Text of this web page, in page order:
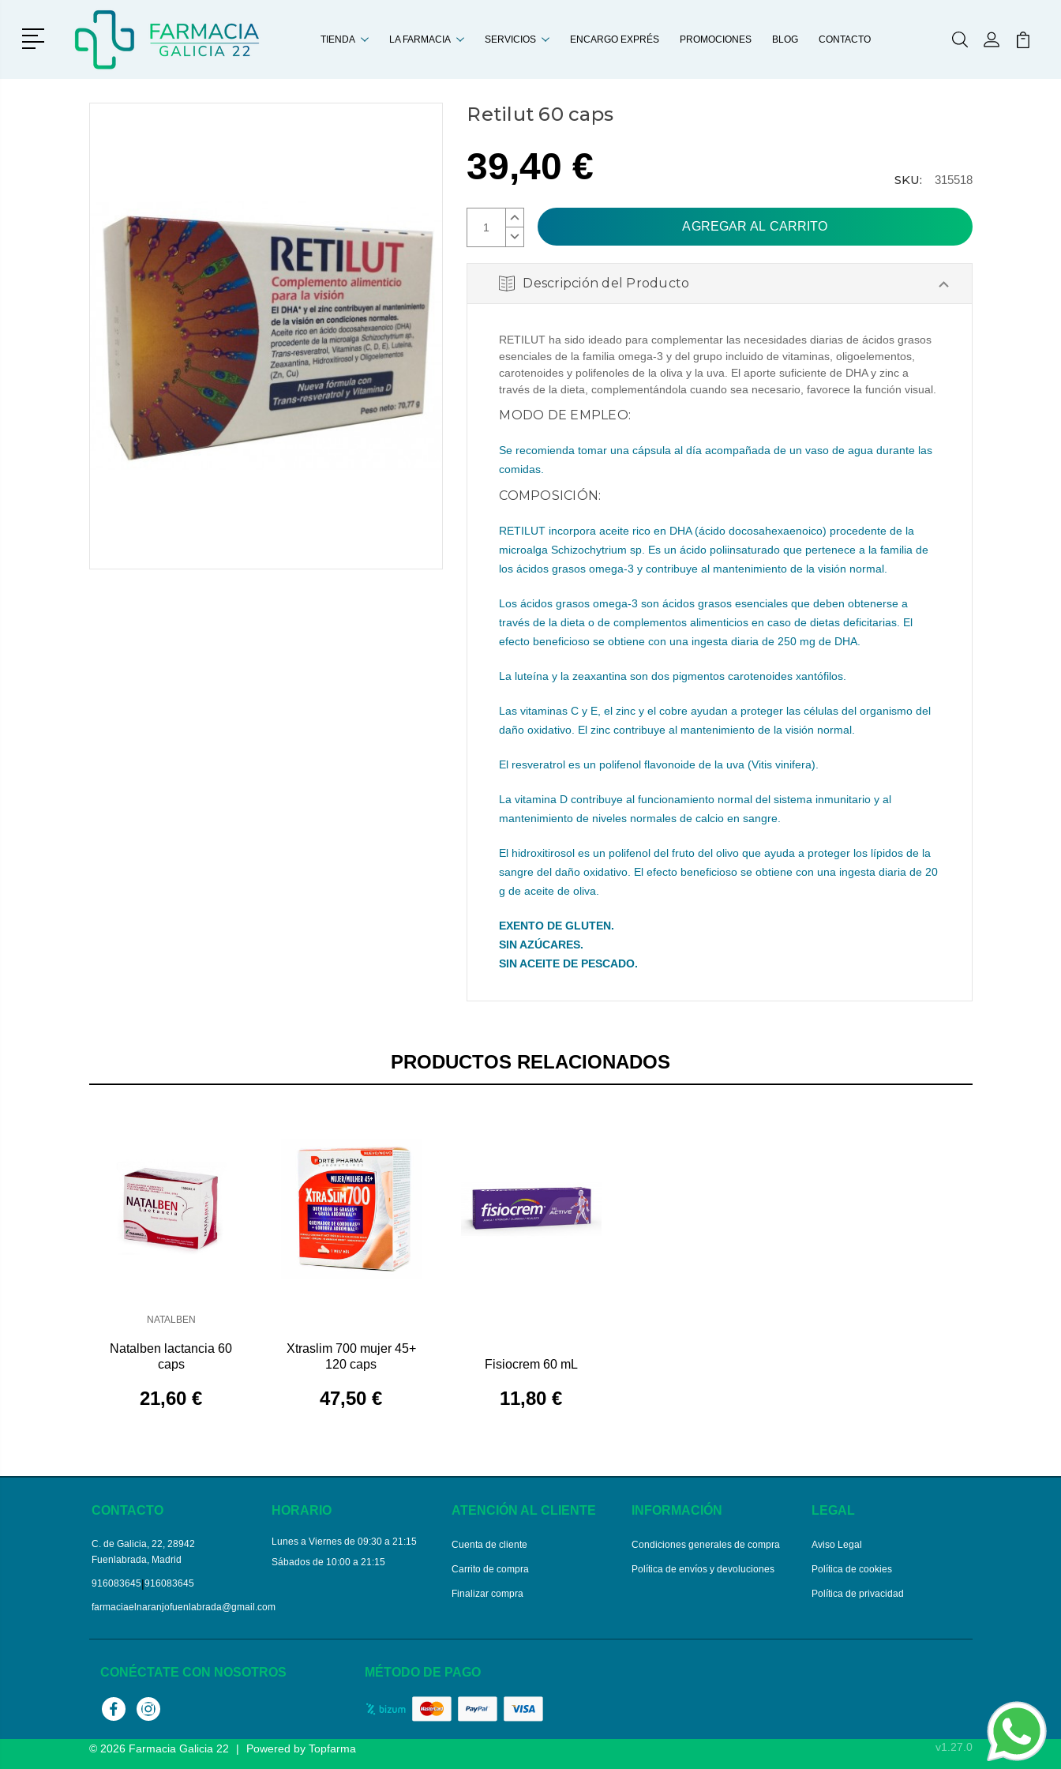
Menú TIENDA LA FARMACIA SERVICIOS ENCARGO EXPRÉS PROMOCIONES BLOG CONTACTO BuscarMi Cuenta
Mi
Retilut 60 caps
39,40 €
AUMENTAR
CANTIDAD:
DISMINUIR
CANTIDAD:
SKU: 315518
Descripción del Producto
RETILUT ha sido ideado para complementar las necesidades diarias de ácidos grasos
esenciales de la familia omega-3 y del grupo incluido de vitaminas, oligoelementos,
carotenoides y polifenoles de la oliva y la uva. El aporte suficiente de DHA y zinc a
través de la dieta, complementándola cuando sea necesario, favorece la función visual.
MODO DE EMPLEO:
Se recomienda tomar una cápsula al día acompañada de un vaso de agua durante las
comidas.
COMPOSICIÓN:
RETILUT incorpora aceite rico en DHA (ácido docosahexaenoico) procedente de la
microalga Schizochytrium sp. Es un ácido poliinsaturado que pertenece a la familia de
los ácidos grasos omega-3 y contribuye al mantenimiento de la visión normal.
Los ácidos grasos omega-3 son ácidos grasos esenciales que deben obtenerse a
través de la dieta o de complementos alimenticios en caso de dietas deficitarias. El
efecto beneficioso se obtiene con una ingesta diaria de 250 mg de DHA.
La luteína y la zeaxantina son dos pigmentos carotenoides xantófilos.
Las vitaminas C y E, el zinc y el cobre ayudan a proteger las células del organismo del
daño oxidativo. El zinc contribuye al mantenimiento de la visión normal.
El resveratrol es un polifenol flavonoide de la uva (Vitis vinifera).
La vitamina D contribuye al funcionamiento normal del sistema inmunitario y al
mantenimiento de niveles normales de calcio en sangre.
El hidroxitirosol es un polifenol del fruto del olivo que ayuda a proteger los lípidos de la
sangre del daño oxidativo. El efecto beneficioso se obtiene con una ingesta diaria de 20
g de aceite de oliva.
EXENTO DE GLUTEN.
SIN AZÚCARES.
SIN ACEITE DE PESCADO.
PRODUCTOS RELACIONADOS
NATALBEN
Natalben lactancia 60
caps
21,60 €
Xtraslim 700 mujer 45+
120 caps
47,50 €
Fisiocrem 60 mL
11,80 €
CONTACTO
C. de Galicia, 22, 28942
Fuenlabrada, Madrid
916083645|916083645
farmaciaelnaranjofuenlabrada@gmail.com
HORARIO
Lunes a Viernes de 09:30 a 21:15
Sábados de 10:00 a 21:15
ATENCIÓN AL CLIENTE
Cuenta de cliente
Carrito de compra
Finalizar compra
INFORMACIÓN
Condiciones generales de compra
Política de envíos y devoluciones
LEGAL
Aviso Legal
Política de cookies
Política de privacidad
CONÉCTATE CON NOSOTROS
FacebookInstagram
MÉTODO DE PAGO
© 2026 Farmacia Galicia 22 | Powered by Topfarma v1.27.0